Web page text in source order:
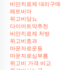
비만치료제 대리구매
레트비아
위고비당뇨
다이어트약추천
비만치료제 처방
위고비효과
마운자로운동
마운자로심부름
위고비 가격 비교